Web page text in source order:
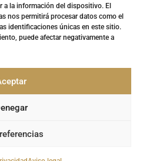
a la información del dispositivo. El
nos permitirá procesar datos como el
identificaciones únicas en este sitio.
puede afectar negativamente a
SLha sido beneficiaria del
de Desarrollo Regional cuyo
es Potenciar la investigación, el
tecnológico y la innovación, y
que ha desarollado y renovado la
ello ha contado con el apoyo del
de Comercio de Granada’’.
| Una manera de hacer Europa.
ArtiSplendore S.L.